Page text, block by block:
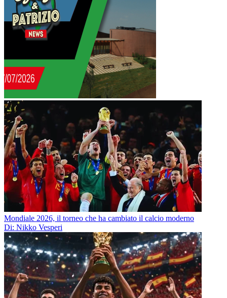
Mondiale 2026, il torneo che ha cambiato il calcio moderno
Di: Nikko Vesperi